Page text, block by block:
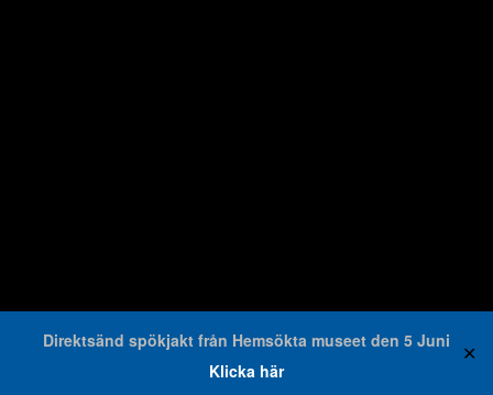
Direktsänd spökjakt från Hemsökta museet den 5 Juni
Klicka här
✕